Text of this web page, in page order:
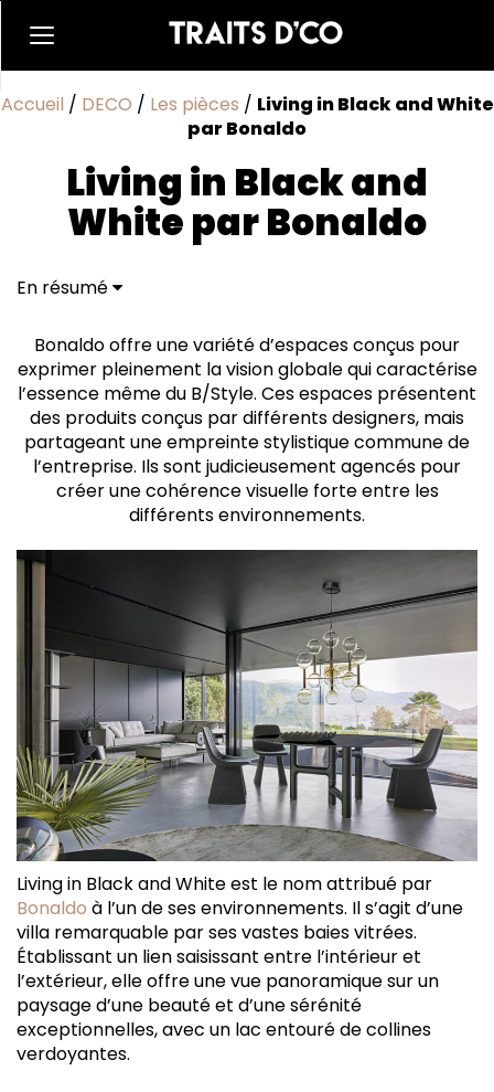
Accueil / DECO / Les pièces / Living in Black and White
par Bonaldo
Living in Black and
White par Bonaldo
En résumé
Bonaldo offre une variété d’espaces conçus pour
exprimer pleinement la vision globale qui caractérise
l’essence même du B/Style. Ces espaces présentent
des produits conçus par différents designers, mais
partageant une empreinte stylistique commune de
l’entreprise. Ils sont judicieusement agencés pour
créer une cohérence visuelle forte entre les
différents environnements.
Living in Black and White est le nom attribué par
Bonaldo à l’un de ses environnements. Il s’agit d’une
villa remarquable par ses vastes baies vitrées.
Établissant un lien saisissant entre l’intérieur et
l’extérieur, elle offre une vue panoramique sur un
paysage d’une beauté et d’une sérénité
exceptionnelles, avec un lac entouré de collines
verdoyantes.